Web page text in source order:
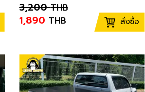
3,200 THB
1,890 THB สั่งซื้อ